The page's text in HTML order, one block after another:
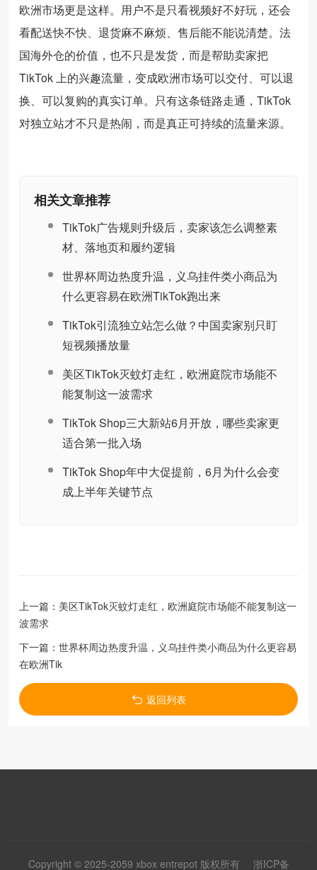
欧洲市场更是这样。用户不是只看视频好不好玩，还会
看配送快不快、退货麻不麻烦、售后能不能说清楚。法
国海外仓的价值，也不只是发货，而是帮助卖家把
TikTok 上的兴趣流量，变成欧洲市场可以交付、可以退
换、可以复购的真实订单。只有这条链路走通，TikTok
对独立站才不只是热闹，而是真正可持续的流量来源。
相关文章推荐
TikTok广告规则升级后，卖家该怎么调整素
材、落地页和履约逻辑
世界杯周边热度升温，义乌挂件类小商品为
什么更容易在欧洲TikTok跑出来
TikTok引流独立站怎么做？中国卖家别只盯
短视频播放量
美区TikTok灭蚊灯走红，欧洲庭院市场能不
能复制这一波需求
TikTok Shop三大新站6月开放，哪些卖家更
适合第一批入场
TikTok Shop年中大促提前，6月为什么会变
成上半年关键节点
上一篇： 美区TikTok灭蚊灯走红，欧洲庭院市场能不能复制这一
波需求
下一篇： 世界杯周边热度升温，义乌挂件类小商品为什么更容易
在欧洲Tik
返回列表
Copyright © 2025-2059 xbox entrepot 版权所有 浙ICP备